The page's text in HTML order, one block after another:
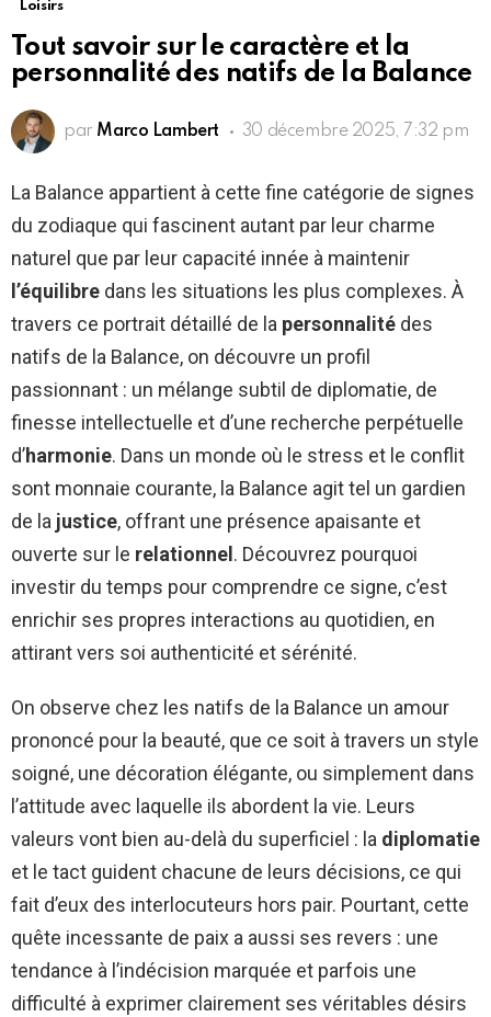
Loisirs
Tout savoir sur le caractère et la
personnalité des natifs de la Balance
par Marco Lambert 30 décembre 2025, 7:32 pm
La Balance appartient à cette fine catégorie de signes
du zodiaque qui fascinent autant par leur charme
naturel que par leur capacité innée à maintenir
l’équilibre dans les situations les plus complexes. À
travers ce portrait détaillé de la personnalité des
natifs de la Balance, on découvre un profil
passionnant : un mélange subtil de diplomatie, de
finesse intellectuelle et d’une recherche perpétuelle
d’harmonie. Dans un monde où le stress et le conflit
sont monnaie courante, la Balance agit tel un gardien
de la justice, offrant une présence apaisante et
ouverte sur le relationnel . Découvrez pourquoi
investir du temps pour comprendre ce signe, c’est
enrichir ses propres interactions au quotidien, en
attirant vers soi authenticité et sérénité.
On observe chez les natifs de la Balance un amour
prononcé pour la beauté, que ce soit à travers un style
soigné, une décoration élégante, ou simplement dans
l’attitude avec laquelle ils abordent la vie. Leurs
valeurs vont bien au-delà du superficiel : la diplomatie
et le tact guident chacune de leurs décisions, ce qui
fait d’eux des interlocuteurs hors pair. Pourtant, cette
quête incessante de paix a aussi ses revers : une
tendance à l’indécision marquée et parfois une
difficulté à exprimer clairement ses véritables désirs